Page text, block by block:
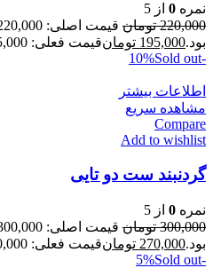
نمره 0 از 5
220,000 تومان
بود.195,000 تومانقیمت فعلی: 195,000 تومان.
-10%
Sold out
اطلاعات بیشتر
مشاهده سریع
Compare
Add to wishlist
گردنبند ست دو تایی
نمره 0 از 5
300,000 تومان
بود.270,000 تومانقیمت فعلی: 270,000 تومان.
-5%
Sold out